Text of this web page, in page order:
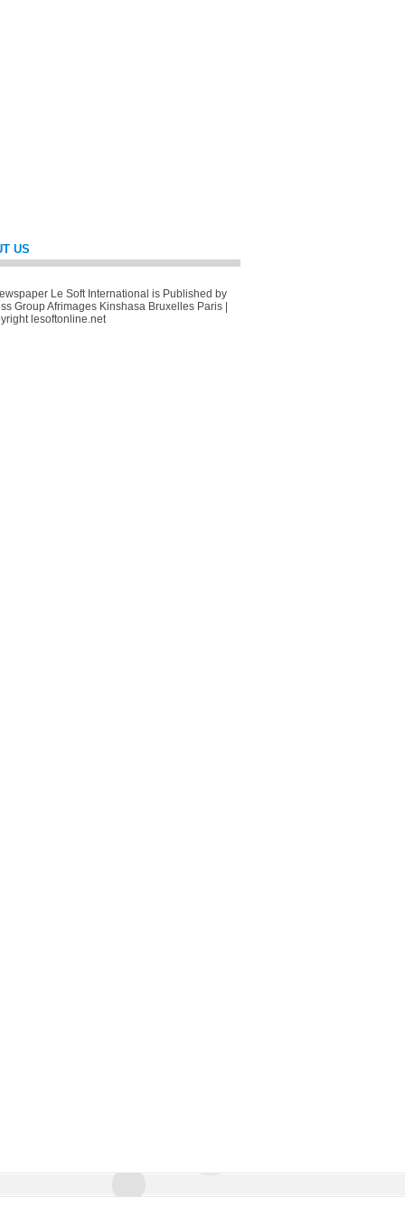
US
Le Soft International is Published by
Group Afrimages Kinshasa Bruxelles Paris |
lesoftonline.net